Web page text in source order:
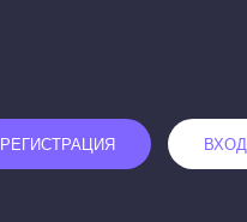
РЕГИСТРАЦИЯ ВХОД